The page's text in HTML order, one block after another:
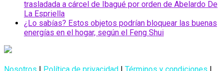
trasladada a cárcel de Ibagué por orden de Abelardo De
La Espriella
¿Lo sabías? Estos objetos podrían bloquear las buenas
energías en el hogar, según el Feng Shui